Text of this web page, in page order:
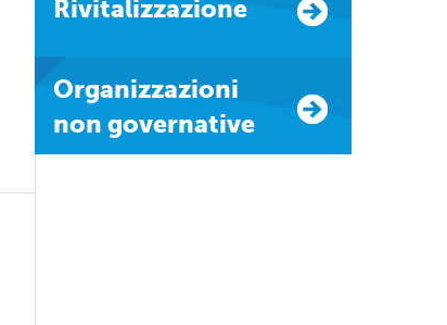
Rivitalizzazione
Organizzazioni
non governative